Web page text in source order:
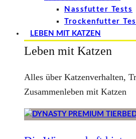
Nassfutter Tests
Trockenfutter
LEBEN MIT KATZEN
Leben mit Katzen
Alles über Katzenverhalten,
Zusammenleben mit Katzen